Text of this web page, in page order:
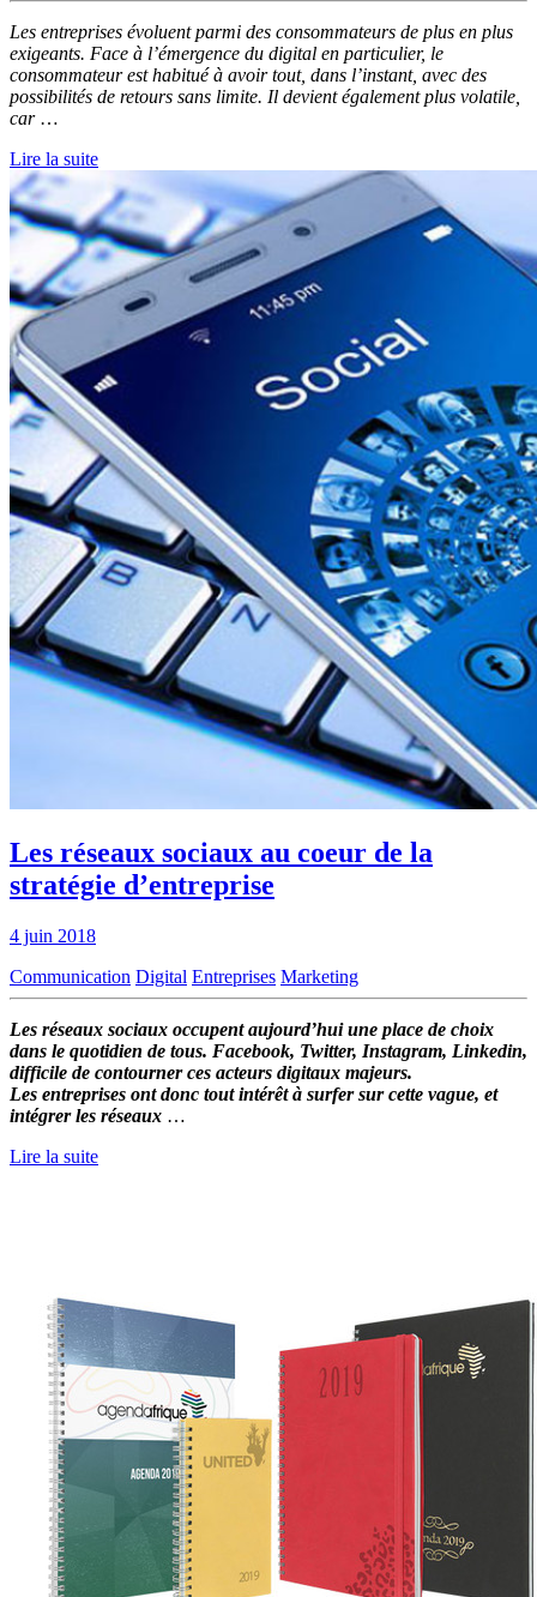
Les entreprises évoluent parmi des consommateurs de plus en plus
exigeants. Face à l’émergence du digital en particulier, le
consommateur est habitué à avoir tout, dans l’instant, avec des
possibilités de retours sans limite. Il devient également plus volatile,
car …
Lire la suite
Les réseaux sociaux au coeur de la
stratégie d’entreprise
4 juin 2018
Communication Digital Entreprises Marketing
Les réseaux sociaux occupent aujourd’hui une place de choix
dans le quotidien de tous. Facebook, Twitter, Instagram, Linkedin,
difficile de contourner ces acteurs digitaux majeurs.
Les entreprises ont donc tout intérêt à surfer sur cette vague, et
intégrer les réseaux …
Lire la suite